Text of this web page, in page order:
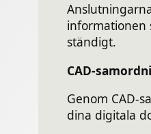
informationen
ständigt.
CAD-
Genom CAD-
dina digitala